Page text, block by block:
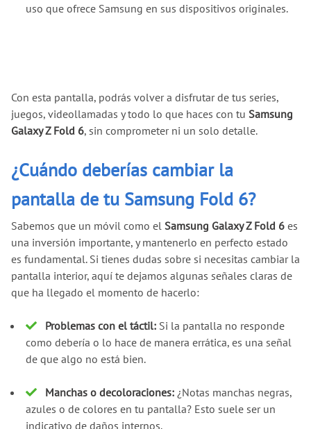
uso que ofrece Samsung en sus dispositivos originales.
Con esta pantalla, podrás volver a disfrutar de tus series,
juegos, videollamadas y todo lo que haces con tu Samsung
Galaxy Z Fold 6, sin comprometer ni un solo detalle.
¿Cuándo deberías cambiar la
pantalla de tu Samsung Fold 6?
Sabemos que un móvil como el Samsung Galaxy Z Fold 6 es
una inversión importante, y mantenerlo en perfecto estado
es fundamental. Si tienes dudas sobre si necesitas cambiar la
pantalla interior, aquí te dejamos algunas señales claras de
que ha llegado el momento de hacerlo:
Problemas con el táctil:Si la pantalla no responde
como debería o lo hace de manera errática, es una señal
de que algo no está bien.
Manchas o decoloraciones:¿Notas manchas negras,
azules o de colores en tu pantalla? Esto suele ser un
indicativo de daños internos.